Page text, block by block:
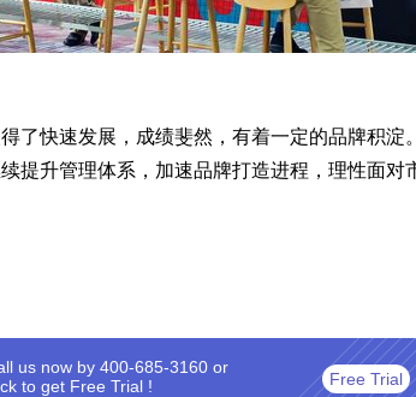
了快速发展，成绩斐然，有着一定的品牌积
提升管理体系，加速品牌打造进程，理性面对
us now by 400-685-3160 or
to get Free Trial !
Free Trial